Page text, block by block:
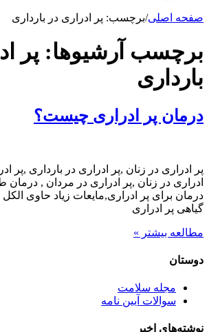
صفحه اصلی/برچسب: پر ادراری در بارداری
برچسب آرشیوها: پر
بارداری
درمان پر ادراری چیست؟
پر ادراری در زنان ,پر ادراری در بارداری ,پر
ادراری در زنان ,پر ادراری در مردان , درمان
درمان برای پر ادراری,مایعات زیاد حاوی
گیاهی پر ادراری
مطالعه بیشتر »
دوستان
مجله سلامت
سوالات آیین نامه
نوشته‌های اخیر